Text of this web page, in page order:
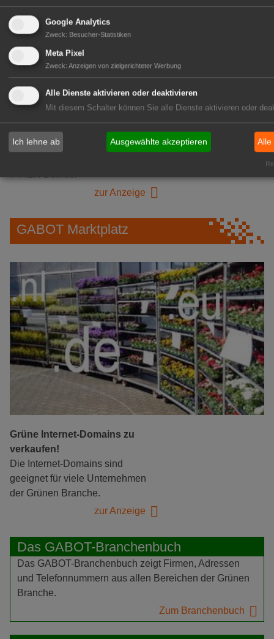
Mitarbeiter (m/w/d) für unsere
Logistikhalle
Herongen
zur Stellenanzeige
GABOT Immobilienangebote
1A-Lage, ihre Chance in der
grünen Branche
IHREN Betrieb!
zur Anzeige
GABOT Marktplatz
Grüne Internet-Domains zu
verkaufen!
Die Internet-Domains sind
geeignet für viele Unternehmen
der Grünen Branche.
zur Anzeige
Das GABOT-Branchenbuch
Das GABOT-Branchenbuch zeigt Firmen, Adressen
und Telefonnummern aus allen Bereichen der Grünen
Branche.
Zum Branchenbuch
Google Analytics
Zweck: Besucher-Statistiken
Meta Pixel
Zweck: Anzeigen von zielgerichteter Werbung
Alle Dienste aktivieren oder deaktivieren
Mit diesem Schalter können Sie alle Dienste aktivieren oder
Ich lehne ab Ausgewählte akzeptieren Alle